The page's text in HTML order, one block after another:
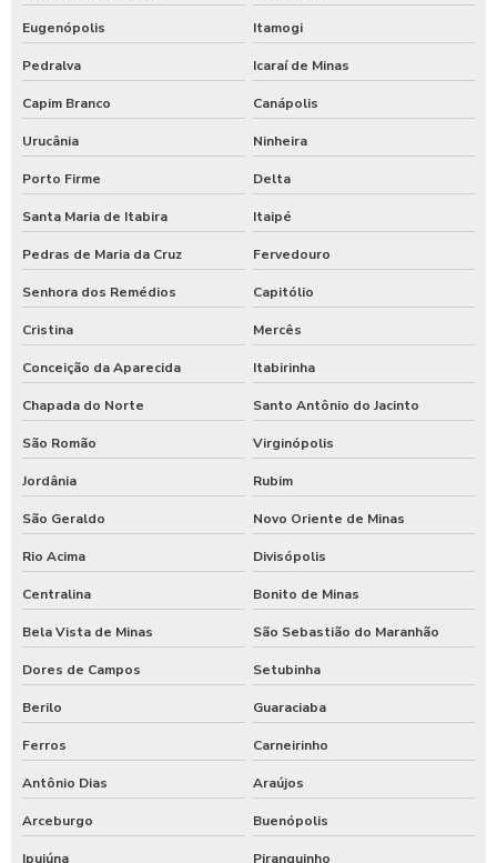
Eugenópolis Itamogi
Pedralva Icaraí de Minas
Capim Branco Canápolis
Urucânia Ninheira
Porto Firme Delta
Santa Maria de Itabira Itaipé
Pedras de Maria da Cruz Fervedouro
Senhora dos Remédios Capitólio
Cristina Mercês
Conceição da Aparecida Itabirinha
Chapada do Norte Santo Antônio do Jacinto
São Romão Virginópolis
Jordânia Rubim
São Geraldo Novo Oriente de Minas
Rio Acima Divisópolis
Centralina Bonito de Minas
Bela Vista de Minas São Sebastião do Maranhão
Dores de Campos Setubinha
Berilo Guaraciaba
Ferros Carneirinho
Antônio Dias Araújos
Arceburgo Buenópolis
Ipuiúna Piranguinho